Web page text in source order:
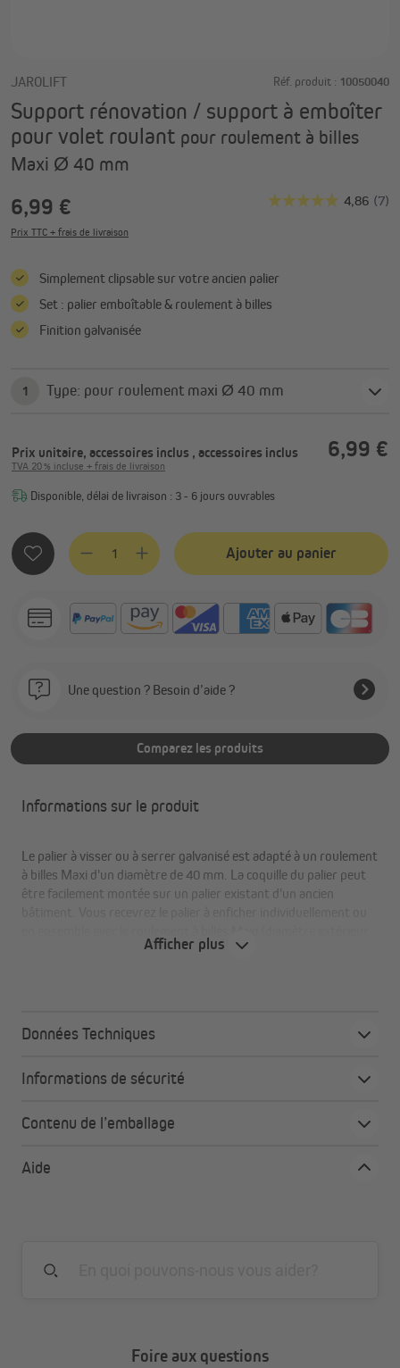
JAROLIFT Réf. produit : 10050040
Support rénovation / support à emboîter
pour volet roulant pour roulement à billes
Maxi Ø 40 mm
6,99 €
Prix TTC + frais de livraison
Simplement clipsable sur votre ancien palier
Set : palier emboîtable & roulement à billes
Finition galvanisée
1 Type: pour roulement maxi Ø 40 mm
Prix unitaire, accessoires inclus , accessoires inclus 6,99 €
TVA 20 % incluse + frais de livraison
Disponible, délai de livraison : 3 - 6 jours ouvrables
Quantité de produit : Entrez la quantité souhaitée ou
Ajouter au panier
Une question ? Besoin d’aide ?
Comparez les produits
Informations sur le produit
Le palier à visser ou à serrer galvanisé est adapté à un roulement
à billes Maxi d'un diamètre de 40 mm. La coquille du palier peut
être facilement montée sur un palier existant d'un ancien
40 mm, diamètre intérieur de 12 mm)
Tous les avantages en un coup d'œil
roulements à billes
Avec vis Allen
Afficher plus
Données Techniques
Informations de sécurité
Contenu de l’emballage
Aide
Foire aux questions